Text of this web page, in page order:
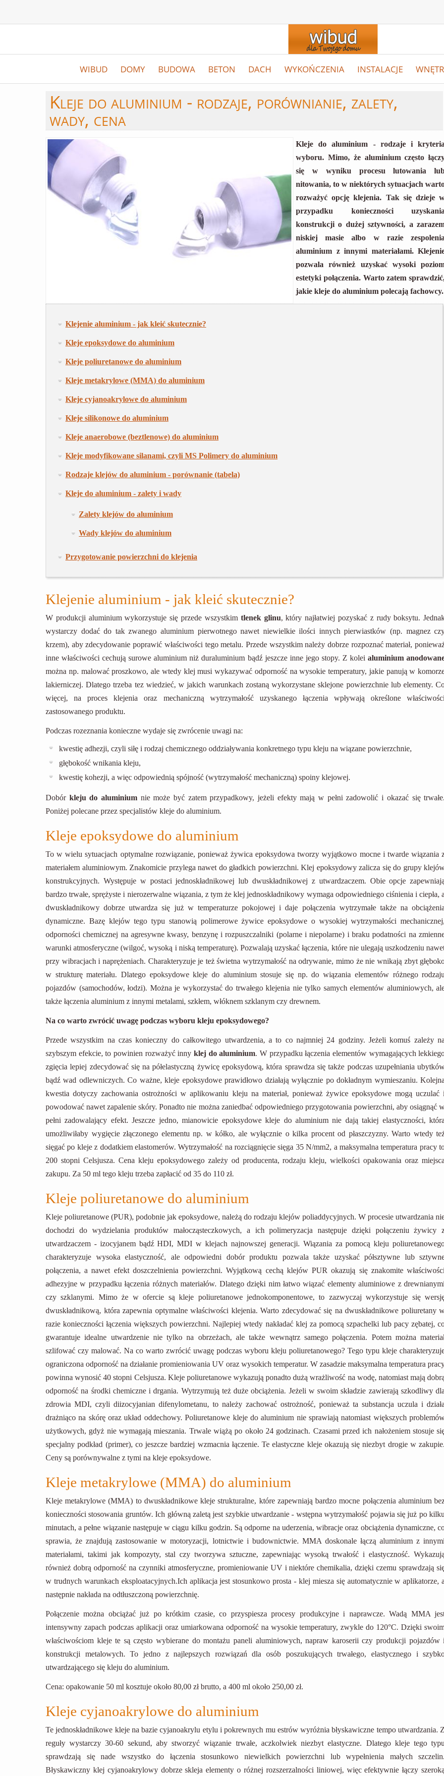
WIBUD DOMY BUDOWA BETON DACH WYKOŃCZENIA INSTALACJE
Kleje do aluminium - rodzaje, porównianie, zalety,
wady, cena
Kleje do aluminium - rodzaje i kryteria
wyboru. Mimo, że aluminium często
się w wyniku procesu lutowania
nitowania, to w niektórych sytuacjach
rozważyć opcję klejenia. Tak się dzieje
przypadku konieczności uzyskania
konstrukcji o dużej sztywności, a
niskiej masie albo w razie zespolenia
aluminium z innymi materiałami.
pozwala również uzyskać wysoki
estetyki połączenia. Warto zatem
jakie kleje do aluminium polecają fachowcy.
Klejenie aluminium - jak kleić skutecznie?
Kleje epoksydowe do aluminium
Kleje poliuretanowe do aluminium
Kleje metakrylowe (MMA) do aluminium
Kleje cyjanoakrylowe do aluminium
Kleje silikonowe do aluminium
Kleje anaerobowe (beztlenowe) do aluminium
Kleje modyfikowane silanami, czyli MS Polimery do aluminium
Rodzaje klejów do aluminium - porównanie (tabela)
Kleje do aluminium - zalety i wady
Zalety klejów do aluminium
Wady klejów do aluminium
Przygotowanie powierzchni do klejenia
Klejenie aluminium - jak kleić skutecznie?
W produkcji aluminium wykorzystuje się przede wszystkim tlenek glinu, który najłatwiej pozyskać z rudy boksytu.
wystarczy dodać do tak zwanego aluminium pierwotnego nawet niewielkie ilości innych pierwiastków (np. magnez
krzem), aby zdecydowanie poprawić właściwości tego metalu. Przede wszystkim należy dobrze rozpoznać materiał,
inne właściwości cechują surowe aluminium niż duraluminium bądź jeszcze inne jego stopy. Z koleialuminium
można np. malować proszkowo, ale wtedy klej musi wykazywać odporność na wysokie temperatury, jakie panują w
lakierniczej. Dlatego trzeba tez wiedzieć, w jakich warunkach zostaną wykorzystane sklejone powierzchnie lub elementy.
więcej, na proces klejenia oraz mechaniczną wytrzymałość uzyskanego łączenia wpływają określone właściwości
zastosowanego produktu.
Podczas rozeznania konieczne wydaje się zwrócenie uwagi na:
kwestię adhezji, czyli siłę i rodzaj chemicznego oddziaływania konkretnego typu kleju na wiązane powierzchnie,
głębokość wnikania kleju,
kwestię kohezji, a więc odpowiednią spójność (wytrzymałość mechaniczną) spoiny klejowej.
Dobór kleju do aluminium nie może być zatem przypadkowy, jeżeli efekty mają w pełni zadowolić i okazać się trwałe.
Poniżej polecane przez specjalistów kleje do aluminium.
Kleje epoksydowe do aluminium
To w wielu sytuacjach optymalne rozwiązanie, ponieważ żywica epoksydowa tworzy wyjątkowo mocne i twarde wiązania
materiałem aluminiowym. Znakomicie przylega nawet do gładkich powierzchni. Klej epoksydowy zalicza się do grupy
konstrukcyjnych. Występuje w postaci jednoskładnikowej lub dwuskładnikowej z utwardzaczem. Obie opcje zapewniają
bardzo trwałe, sprężyste i nierozerwalne wiązania, z tym że klej jednoskładnikowy wymaga odpowiedniego ciśnienia i ciepła, a
dwuskładnikowy dobrze utwardza się już w temperaturze pokojowej i daje połączenia wytrzymałe także na obciążenia
dynamiczne. Bazę klejów tego typu stanowią polimerowe żywice epoksydowe o wysokiej wytrzymałości mechanicznej,
odporności chemicznej na agresywne kwasy, benzynę i rozpuszczalniki (polarne i niepolarne) i braku podatności na
warunki atmosferyczne (wilgoć, wysoką i niską temperaturę). Pozwalają uzyskać łączenia, które nie ulegają uszkodzeniu
przy wibracjach i naprężeniach. Charakteryzuje je też świetna wytrzymałość na odrywanie, mimo że nie wnikają zbyt
w strukturę materiału. Dlatego epoksydowe kleje do aluminium stosuje się np. do wiązania elementów różnego rodzaju
pojazdów (samochodów, łodzi). Można je wykorzystać do trwałego klejenia nie tylko samych elementów aluminiowych,
także łączenia aluminium z innymi metalami, szkłem, włóknem szklanym czy drewnem.
Na co warto zwrócić uwagę podczas wyboru kleju epoksydowego?
Przede wszystkim na czas konieczny do całkowitego utwardzenia, a to co najmniej 24 godziny. Jeżeli komuś zależy na
szybszym efekcie, to powinien rozważyć inny klej do aluminium. W przypadku łączenia elementów wymagających
zgięcia lepiej zdecydować się na półelastyczną żywicę epoksydową, która sprawdza się także podczas uzupełniania
bądź wad odlewniczych. Co ważne, kleje epoksydowe prawidłowo działają wyłącznie po dokładnym wymieszaniu. Kolejna
kwestia dotyczy zachowania ostrożności w aplikowaniu kleju na materiał, ponieważ żywice epoksydowe mogą uczulać i
powodować nawet zapalenie skóry. Ponadto nie można zaniedbać odpowiedniego przygotowania powierzchni, aby osiągnąć
pełni zadowalający efekt. Jeszcze jedno, mianowicie epoksydowe kleje do aluminium nie dają takiej elastyczności, która
umożliwiłaby wygięcie złączonego elementu np. w kółko, ale wyłącznie o kilka procent od płaszczyzny. Warto wtedy
sięgać po kleje z dodatkiem elastomerów. Wytrzymałość na rozciągnięcie sięga 35 N/mm2, a maksymalna temperatura pracy
200 stopni Celsjusza. Cena kleju epoksydowego zależy od producenta, rodzaju kleju, wielkości opakowania oraz miejsca
zakupu. Za 50 ml tego kleju trzeba zapłacić od 35 do 110 zł.
Kleje poliuretanowe do aluminium
Kleje poliuretanowe (PUR), podobnie jak epoksydowe, należą do rodzaju klejów poliaddycyjnych. W procesie utwardzania
dochodzi do wydzielania produktów małocząsteczkowych, a ich polimeryzacja następuje dzięki połączeniu żywicy
utwardzaczem - izocyjanem bądź HDI, MDI w klejach najnowszej generacji. Wiązania za pomocą kleju
charakteryzuje wysoka elastyczność, ale odpowiedni dobór produktu pozwala także uzyskać półsztywne lub
połączenia, a nawet efekt doszczelnienia powierzchni. Wyjątkową cechą klejów PUR okazują się znakomite właściwości
adhezyjne w przypadku łączenia różnych materiałów. Dlatego dzięki nim łatwo wiązać elementy aluminiowe z drewnianymi
czy szklanymi. Mimo że w ofercie są kleje poliuretanowe jednokomponentowe, to zazwyczaj wykorzystuje się
dwuskładnikową, która zapewnia optymalne właściwości klejenia. Warto zdecydować się na dwuskładnikowe poliuretany
razie konieczności łączenia większych powierzchni. Najlepiej wtedy nakładać klej za pomocą szpachelki lub pacy zębatej,
gwarantuje idealne utwardzenie nie tylko na obrzeżach, ale także wewnątrz samego połączenia. Potem można
szlifować czy malować. Na co warto zwrócić uwagę podczas wyboru kleju poliuretanowego? Tego typu kleje
ograniczona odporność na działanie promieniowania UV oraz wysokich temperatur. W zasadzie maksymalna temperatura
powinna wynosić 40 stopni Celsjusza. Kleje poliuretanowe wykazują ponadto dużą wrażliwość na wodę, natomiast mają dobrą
odporność na środki chemiczne i drgania. Wytrzymują też duże obciążenia. Jeżeli w swoim składzie zawierają szkodliwy dla
zdrowia MDI, czyli diizocyjanian difenylometanu, to należy zachować ostrożność, ponieważ ta substancja uczula i działa
drażniąco na skórę oraz układ oddechowy. Poliuretanowe kleje do aluminium nie sprawiają natomiast większych
użytkowych, gdyż nie wymagają mieszania. Trwale wiążą po około 24 godzinach. Czasami przed ich nałożeniem stosuje
specjalny podkład (primer), co jeszcze bardziej wzmacnia łączenie. Te elastyczne kleje okazują się niezbyt drogie w zakupie.
Ceny są porównywalne z tymi na kleje epoksydowe.
Kleje metakrylowe (MMA) do aluminium
Kleje metakrylowe (MMA) to dwuskładnikowe kleje strukturalne, które zapewniają bardzo mocne połączenia aluminium
konieczności stosowania gruntów. Ich główną zaletą jest szybkie utwardzanie - wstępna wytrzymałość pojawia się już po kilku
minutach, a pełne wiązanie następuje w ciągu kilku godzin. Są odporne na uderzenia, wibracje oraz obciążenia dynamiczne,
sprawia, że znajdują zastosowanie w motoryzacji, lotnictwie i budownictwie. MMA doskonale łączą aluminium z innymi
materiałami, takimi jak kompozyty, stal czy tworzywa sztuczne, zapewniając wysoką trwałość i elastyczność. Wykazują
również dobrą odporność na czynniki atmosferyczne, promieniowanie UV i niektóre chemikalia, dzięki czemu sprawdzają
w trudnych warunkach eksploatacyjnych.Ich aplikacja jest stosunkowo prosta - klej miesza się automatycznie w aplikatorze, a
następnie nakłada na odtłuszczoną powierzchnię.
Połączenie można obciążać już po krótkim czasie, co przyspiesza procesy produkcyjne i naprawcze. Wadą MMA
intensywny zapach podczas aplikacji oraz umiarkowana odporność na wysokie temperatury, zwykle do 120°C. Dzięki
właściwościom kleje te są często wybierane do montażu paneli aluminiowych, napraw karoserii czy produkcji pojazdów i
konstrukcji metalowych. To jedno z najlepszych rozwiązań dla osób poszukujących trwałego, elastycznego i
utwardzającego się kleju do aluminium.
Cena: opakowanie 50 ml kosztuje około 80,00 zł brutto, a 400 ml około 250,00 zł.
Kleje cyjanoakrylowe do aluminium
Te jednoskładnikowe kleje na bazie cyjanoakrylu etylu i pokrewnych mu estrów wyróżnia błyskawiczne tempo utwardzania. Z
reguły wystarczy 30-60 sekund, aby stworzyć wiązanie trwałe, aczkolwiek niezbyt elastyczne. Dlatego kleje tego typu
sprawdzają się nade wszystko do łączenia stosunkowo niewielkich powierzchni lub wypełnienia małych szczelin.
Błyskawiczny klej cyjanoakrylowy dobrze skleja elementy o różnej rozszerzalności liniowej, więc efektywnie łączy szeroką